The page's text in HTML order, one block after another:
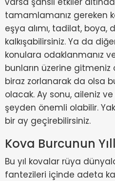
tamamlamanız gereken
eşya alımı, tadilat, boya,
kalkışabilirsiniz. Ya da
konulara odaklanmanız
bunların üzerine gitmeniz
biraz zorlanarak da olsa
olacak. Ay sonu, aileniz ve
şeyden önemli olabilir.
bir ay geçirebilirsiniz.
Kova Burcunun
Bu yıl kovalar rüya
fantezileri içinde adeta